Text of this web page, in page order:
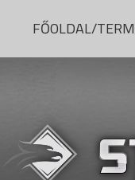
FŐOLDAL/